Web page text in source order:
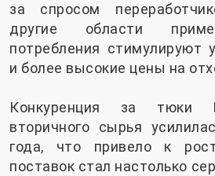
за спросом
другие области
потребления стимулируют
и более высокие цены на
Конкуренция за тюки
вторичного сырья
года, что привело к
поставок стал настолько